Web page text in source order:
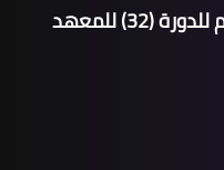
مديرية التطوع تفتح باب التقديم للدورة (32) للمعهد